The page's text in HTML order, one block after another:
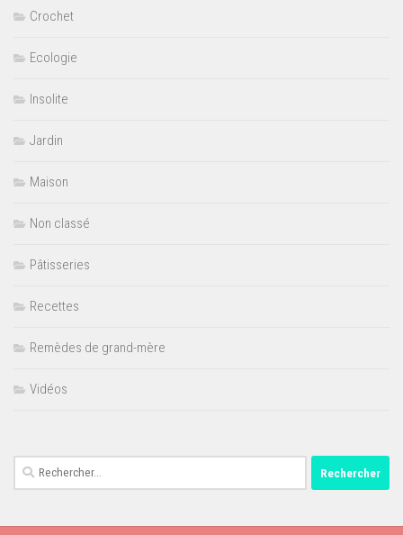
Crochet
Ecologie
Insolite
Jardin
Maison
Non classé
Pâtisseries
Recettes
Remèdes de grand-mère
Vidéos
Rechercher :